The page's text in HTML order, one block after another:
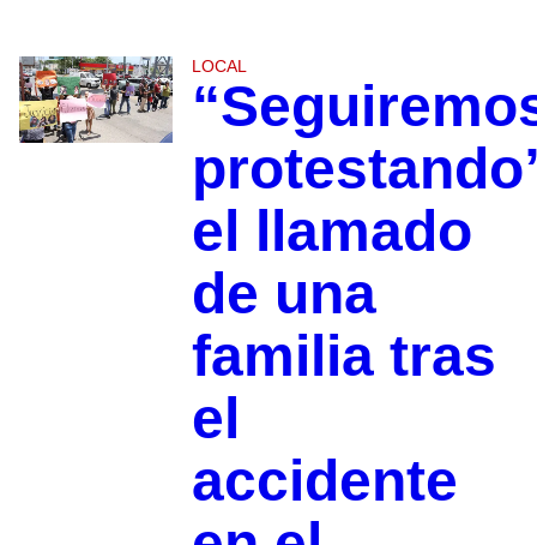
LOCAL
el llamado
de una
familia tras
el
accidente